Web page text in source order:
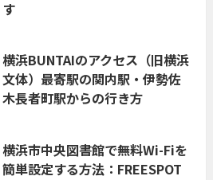
す
横浜BUNTAIのアクセス（旧横浜
文体）最寄駅の関内駅・伊勢佐
木長者町駅からの行き方
横浜市中央図書館で無料Wi-Fiを
簡単設定する方法：FREESPOT